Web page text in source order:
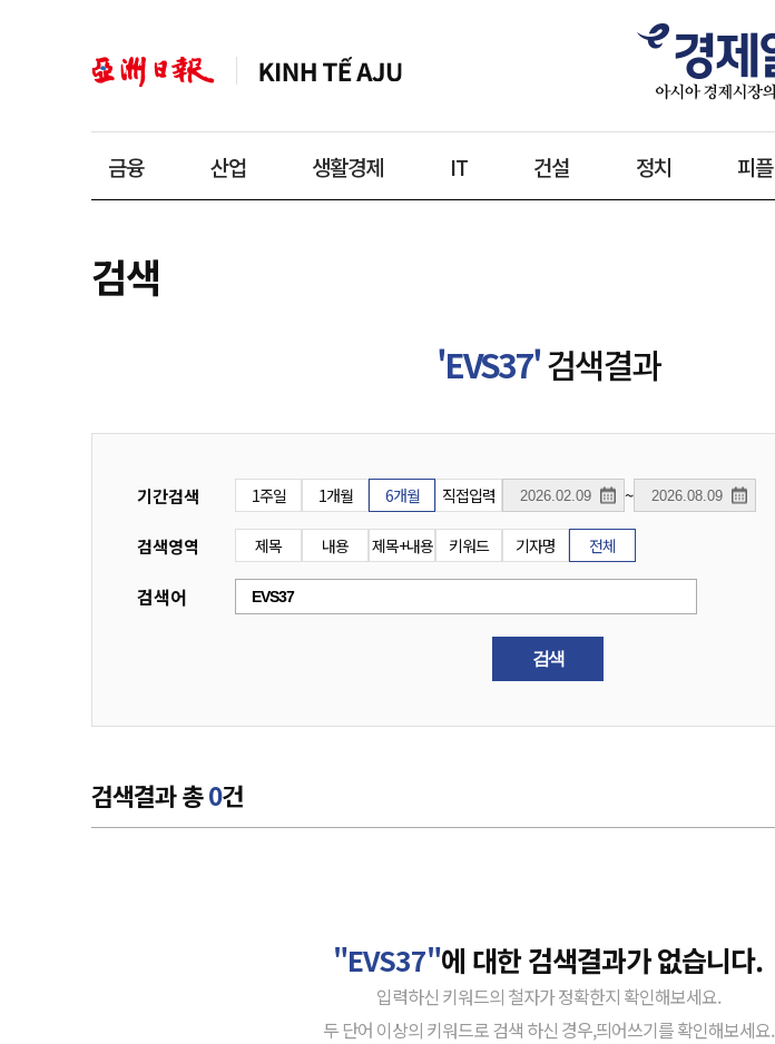
금융 산업 생활경제 IT 건설 정치 피플
검색
'EVS37'검색결과
기간검색 1주일 1개월 6개월 직접입력 ~
검색영역 제목 내용 제목+내용 키워드 기자명 전체
검색어
검색
검색결과 총0건
"EVS37"에 대한 검색결과가 없습니다.
입력하신 키워드의 철자가 정확한지 확인해보세요.
두 단어 이상의 키워드로 검색 하신 경우,띄어쓰기를 확인해보세요.